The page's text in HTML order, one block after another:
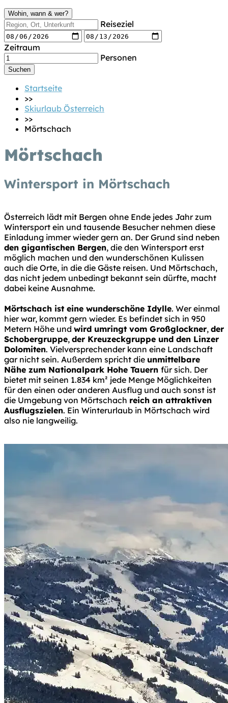
Wohin, wann & wer?
Reiseziel
Zeitraum
Personen
Startseite
>>
Skiurlaub Österreich
>>
Mörtschach
Mörtschach
Wintersport in Mörtschach
Österreich lädt mit Bergen ohne Ende jedes Jahr zum
Wintersport ein und tausende Besucher nehmen diese
Einladung immer wieder gern an. Der Grund sind neben
den gigantischen Bergen, die den Wintersport erst
möglich machen und den wunderschönen Kulissen
auch die Orte, in die die Gäste reisen. Und Mörtschach,
das nicht jedem unbedingt bekannt sein dürfte, macht
dabei keine Ausnahme.
Mörtschach ist eine wunderschöne Idylle. Wer einmal
hier war, kommt gern wieder. Es befindet sich in 950
Metern Höhe und wird umringt vom Großglockner, der
Schobergruppe, der Kreuzeckgruppe und den Linzer
Dolomiten. Vielversprechender kann eine Landschaft
gar nicht sein. Außerdem spricht die unmittelbare
Nähe zum Nationalpark Hohe Tauern für sich. Der
bietet mit seinen 1.834 km² jede Menge Möglichkeiten
für den einen oder anderen Ausflug und auch sonst ist
die Umgebung von Mörtschach reich an attraktiven
Ausflugszielen. Ein Winterurlaub in Mörtschach wird
also nie langweilig.